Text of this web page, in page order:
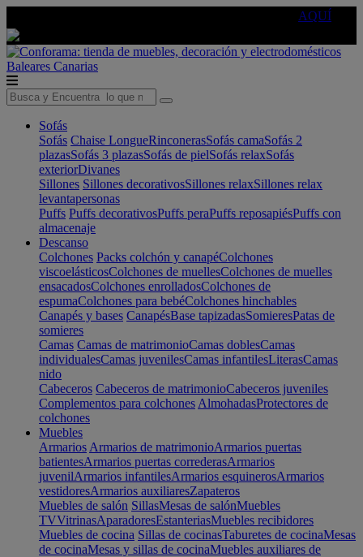
AQUÍ
Baleares Canarias
Sofás
Sofás Chaise LongueRinconerasSofás camaSofás 2
plazasSofás 3 plazasSofás de pielSofás relaxSofás
exteriorDivanes
Sillones Sillones decorativosSillones relaxSillones relax
levantapersonas
Puffs Puffs decorativosPuffs peraPuffs reposapiésPuffs con
almacenaje
Descanso
Colchones Packs colchón y canapéColchones
viscoelásticosColchones de muellesColchones de muelles
ensacadosColchones enrolladosColchones de
espumaColchones para bebéColchones hinchables
Canapés y bases CanapésBase tapizadasSomieresPatas de
somieres
Camas Camas de matrimonioCamas doblesCamas
individualesCamas juvenilesCamas infantilesLiterasCamas
nido
Cabeceros Cabeceros de matrimonioCabeceros juveniles
Complementos para colchones AlmohadasProtectores de
colchones
Muebles
Armarios Armarios de matrimonioArmarios puertas
batientesArmarios puertas correderasArmarios
juvenilArmarios infantilesArmarios esquinerosArmarios
vestidoresArmarios auxiliaresZapateros
Muebles de salón SillasMesas de salónMuebles
TVVitrinasAparadoresEstanteriasMuebles recibidores
Muebles de cocina Sillas de cocinasTaburetes de cocinaMesas
de cocinaMesas y sillas de cocinaMuebles auxiliares de